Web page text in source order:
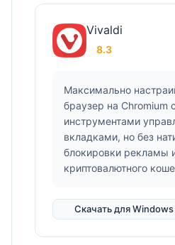
Vivaldi
8.3
Максимально
браузер на Chromium
инструментами
вкладками, но без
блокировки рекламы
криптовалютного
Скачать для Windows